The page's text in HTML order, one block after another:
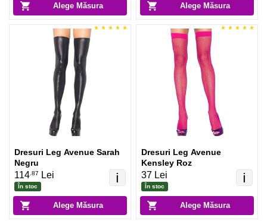
Alege Măsura Alege Măsura
Alege Măsura
ℹ️
Dresuri Leg Avenue Sarah
Negru
114 .87 Lei
În stoc
Alege Măsura
ℹ️
Dresuri Leg Avenue
Kensley Roz
37 Lei
În stoc